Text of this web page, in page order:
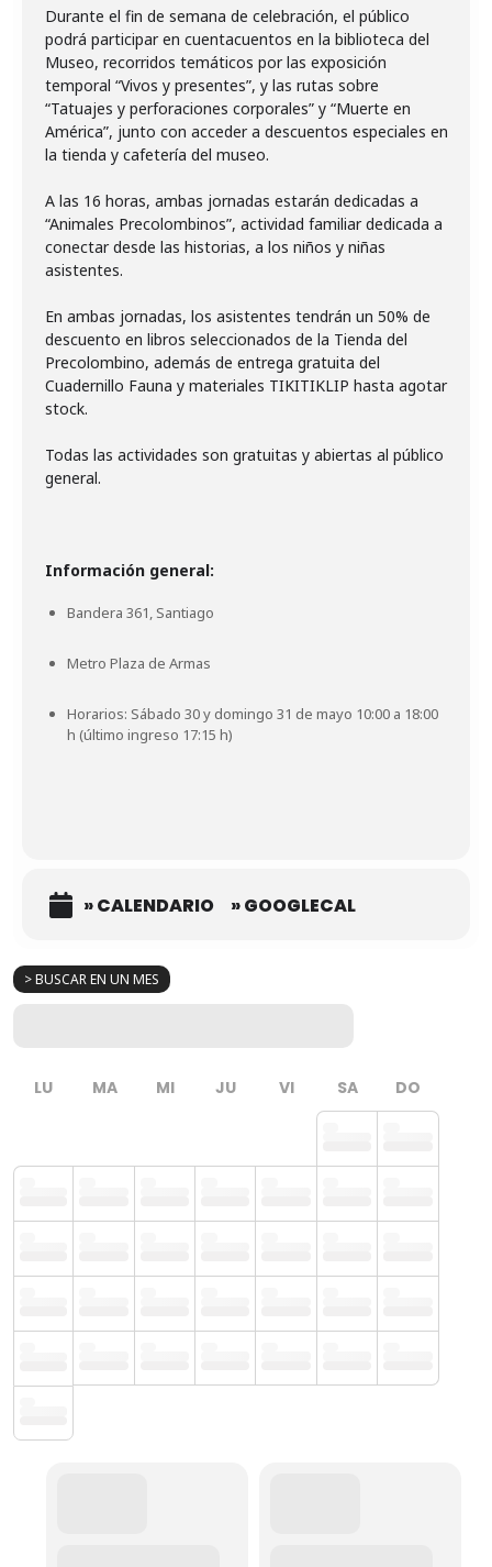
> BUSCAR EN UN MES
LU MA MI JU VI SA DO
Durante el fin de semana de celebración, el público
podrá participar en cuentacuentos en la biblioteca del
Museo, recorridos temáticos por las exposición
temporal “Vivos y presentes”, y las rutas sobre
“Tatuajes y perforaciones corporales” y “Muerte en
América”, junto con acceder a descuentos especiales en
la tienda y cafetería del museo.
A las 16 horas, ambas jornadas estarán dedicadas a
“Animales Precolombinos”, actividad familiar dedicada a
conectar desde las historias, a los niños y niñas
asistentes.
En ambas jornadas, los asistentes tendrán un 50% de
descuento en libros seleccionados de la Tienda del
Precolombino, además de entrega gratuita del
Cuadernillo Fauna y materiales TIKITIKLIP hasta agotar
stock.
Todas las actividades son gratuitas y abiertas al público
general.
Información general:
Bandera 361, Santiago
Metro Plaza de Armas
Horarios: Sábado 30 y domingo 31 de mayo 10:00 a 18:00
h (último ingreso 17:15 h)
» CALENDARIO » GOOGLECAL